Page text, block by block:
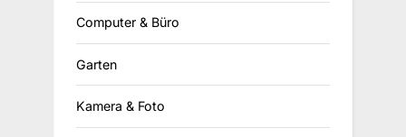
Computer & Büro
Garten
Kamera & Foto